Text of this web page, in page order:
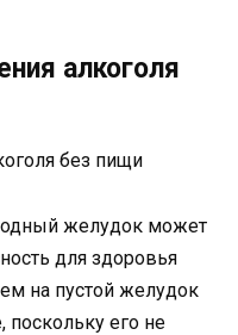
алкоголя
желудок может
для здоровья
на пустой желудок
поскольку его не